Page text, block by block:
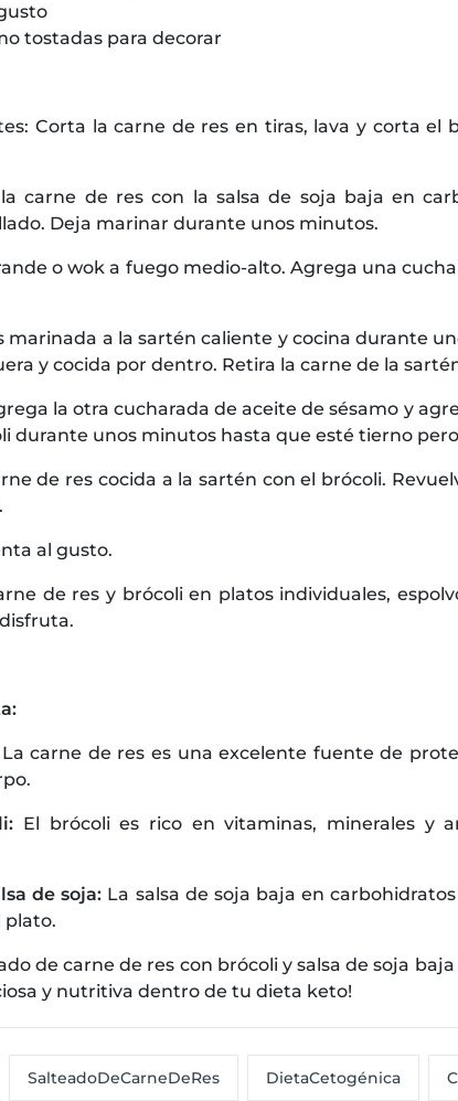
tostadas para decorar
Corta la carne de res en tiras, lava y corta el
carne de res con la salsa de soja baja en
Deja marinar durante unos minutos.
o wok a fuego medio-alto. Agrega una
marinada a la sartén caliente y cocina durante
y cocida por dentro. Retira la carne de la
la otra cucharada de aceite de sésamo y
durante unos minutos hasta que esté tierno
de res cocida a la sartén con el brócoli.
al gusto.
de res y brócoli en platos individuales,
La carne de res es una excelente fuente de
El brócoli es rico en vitaminas, minerales y
de soja: La salsa de soja baja en
plato.
de carne de res con brócoli y salsa de soja
y nutritiva dentro de tu dieta keto!
SalteadoDeCarneDeRes DietaCetogénica